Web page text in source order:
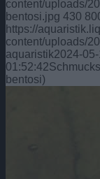
content/uploads/
bentosi.jpg 430
https://
content/uploads/
aquaristik2024-
01:52:42
bentosi)